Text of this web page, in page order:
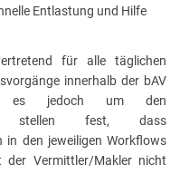
Entlastung und Hilfe
für alle täglichen
innerhalb der bAV
es jedoch um den
stellen fest, dass
in den jeweiligen Workflows
der Vermittler/Makler nicht